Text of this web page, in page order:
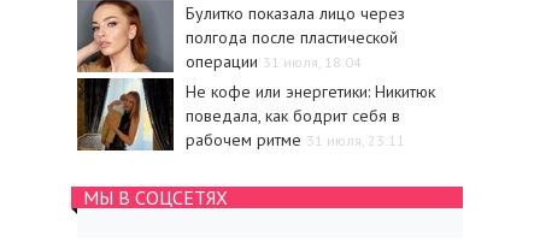
Булитко показала лицо через
полгода после пластической
операции 31 июля, 18:04
Не кофе или энергетики: Никитюк
поведала, как бодрит себя в
рабочем ритме 31 июля, 23:11
МЫ В СОЦСЕТЯХ